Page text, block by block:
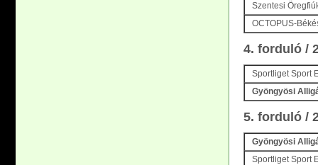
Szentesi
OCTOPUS-
4. forduló /
Sportliget Sport
Gyöngyösi
5. forduló /
Gyöngyösi
Sportliget Sport